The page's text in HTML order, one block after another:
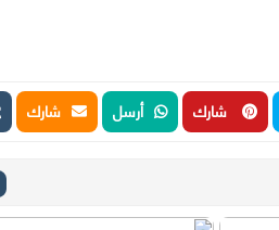
شارك أرسل شارك